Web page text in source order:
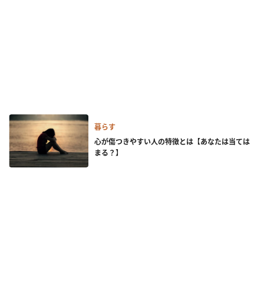
暮らす
心が傷つきやすい人の特徴とは【あなたは当ては
まる？】